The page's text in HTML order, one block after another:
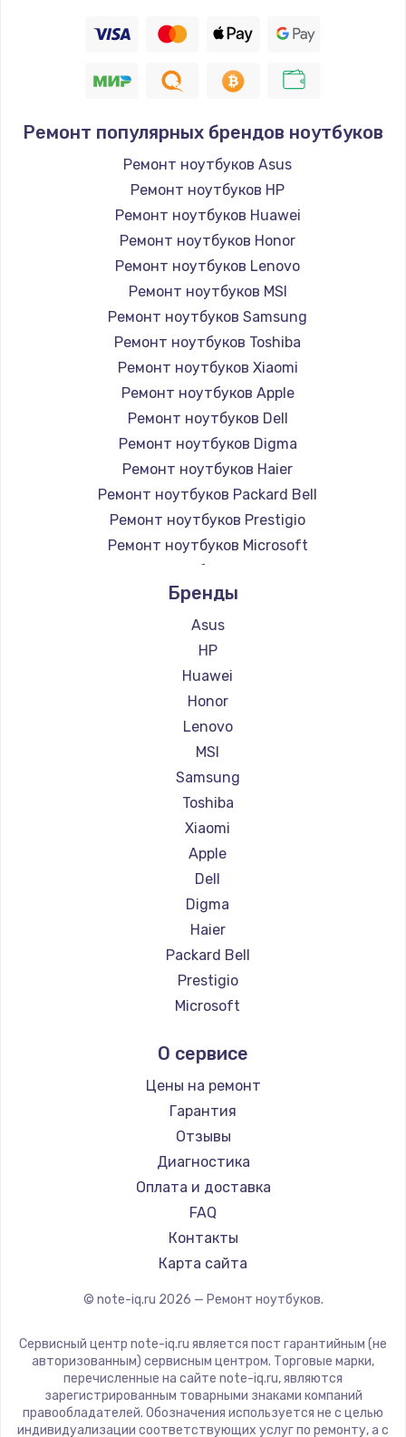
Ремонт популярных брендов ноутбуков
Ремонт ноутбуков Asus
Ремонт ноутбуков HP
Ремонт ноутбуков Huawei
Ремонт ноутбуков Honor
Ремонт ноутбуков Lenovo
Ремонт ноутбуков MSI
Ремонт ноутбуков Samsung
Ремонт ноутбуков Toshiba
Ремонт ноутбуков Xiaomi
Ремонт ноутбуков Apple
Ремонт ноутбуков Dell
Ремонт ноутбуков Digma
Ремонт ноутбуков Haier
Ремонт ноутбуков Packard Bell
Ремонт ноутбуков Prestigio
Ремонт ноутбуков Microsoft
Ремонт ноутбуков Alienware
Ремонт ноутбуков Aquarius
Ремонт ноутбуков Gigabyte
Ремонт ноутбуков Aorus
Ремонт ноутбуков Maibenben
Ремонт ноутбуков Getac
Ремонт ноутбуков Epson
Ремонт ноутбуков Philips
Ремонт ноутбуков LG
Ремонт ноутбуков Panasonic
Ремонт ноутбуков Irbis
Ремонт ноутбуков Thunderobot
Ремонт ноутбуков Hasee
Ремонт ноутбуков ZTE
Ремонт ноутбуков Hiper
Ремонт ноутбуков Evga
Ремонт ноутбуков Google
Ремонт ноутбуков Echips
Ремонт ноутбуков Predator
Ремонт ноутбуков iru
Ремонт ноутбуков Machenike
Ремонт ноутбуков DEXP
Ремонт ноутбуков Teclast
Ремонт ноутбуков CHUWI
Ремонт ноутбуков Colorful
Бренды
Asus
HP
Huawei
Honor
Lenovo
MSI
Samsung
Toshiba
Xiaomi
Apple
Dell
Digma
Haier
Packard Bell
Prestigio
Microsoft
Aquarius
Gigabyte
Aorus
Maibenben
Getac
Epson
Philips
LG
Panasonic
ZTE
Hiper
Evga
О сервисе
Цены на ремонт
Гарантия
Отзывы
Диагностика
Оплата и доставка
FAQ
Контакты
Карта сайта
© note-iq.ru 2026 — Ремонт ноутбуков.
Сервисный центр note-iq.ru является пост гарантийным (не
авторизованным) сервисным центром. Торговые марки,
перечисленные на сайте note-iq.ru, являются
зарегистрированным товарными знаками компаний
правообладателей. Обозначения используется не с целью
индивидуализации соответствующих услуг по ремонту, а с